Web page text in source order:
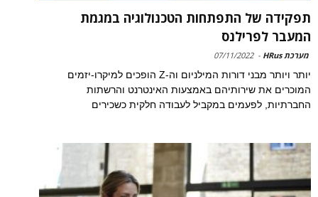
תפקידה של התפתחות הטכנולוגיה במגמת
המעבר לפרילנס
מערכת HRus -
07/11/2022
יותר ויותר מבני דורות המילניום וה-Z הופכים למיקרו-יזמים
המוכרים את שירותיהם באמצעות האינטרנט והרשתות
החברתיות, לפעמים במקביל לעבודה חלקית כשכירים